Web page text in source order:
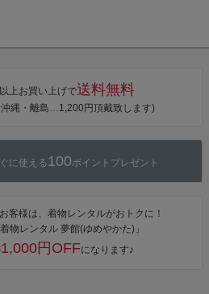
上お買い上げで送料無料
縄・離島…1,200円頂戴致します)
に使える 100ポイントプレゼント
客様は、着物レンタルがおトクに！
物レンタル 夢館(ゆめやかた)」
1,000円OFFになります♪